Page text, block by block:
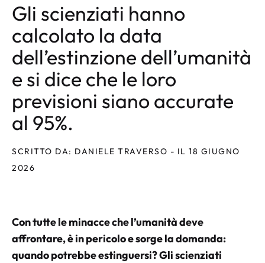
Gli scienziati hanno
calcolato la data
dell’estinzione dell’umanità
e si dice che le loro
previsioni siano accurate
al 95%.
SCRITTO DA: DANIELE TRAVERSO - IL 18 GIUGNO
2026
Con tutte le minacce che l’umanità deve
affrontare, è in pericolo e sorge la domanda:
quando potrebbe estinguersi? Gli scienziati